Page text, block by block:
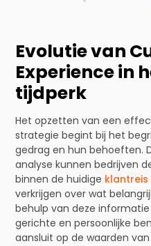
Evolutie van
Experience in
tijdperk
Het opzetten van een
strategie begint bij het
gedrag en hun behoeften.
analyse kunnen bedrijven
binnen de huidige klantreis
verkrijgen over wat
behulp van deze
gerichte en persoonlijke
aansluit op de waarden